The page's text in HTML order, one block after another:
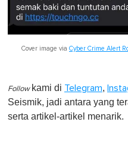
Cover image via Cyber Crime Alert
Follow kami di Telegram,
Seismik, jadi antara yang
serta artikel-artikel menarik.